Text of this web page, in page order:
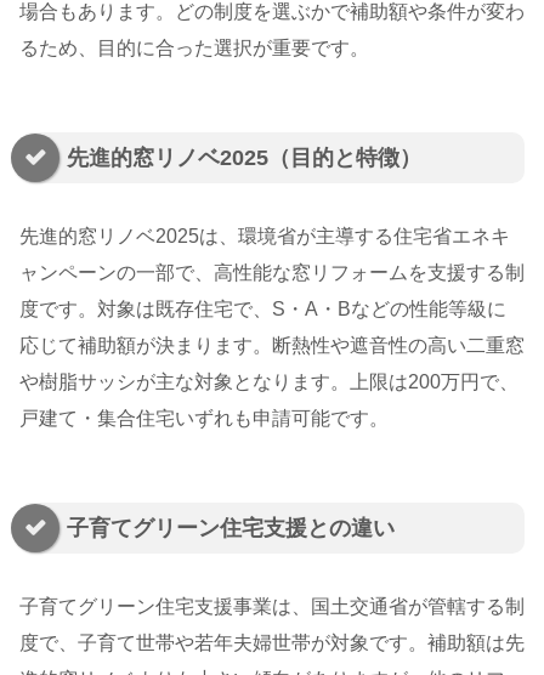
場合もあります。どの制度を選ぶかで補助額や条件が変わ
るため、目的に合った選択が重要です。
先進的窓リノベ2025（目的と特徴）
先進的窓リノベ2025は、環境省が主導する住宅省エネキ
ャンペーンの一部で、高性能な窓リフォームを支援する制
度です。対象は既存住宅で、S・A・Bなどの性能等級に
応じて補助額が決まります。断熱性や遮音性の高い二重窓
や樹脂サッシが主な対象となります。上限は200万円で、
戸建て・集合住宅いずれも申請可能です。
子育てグリーン住宅支援との違い
子育てグリーン住宅支援事業は、国土交通省が管轄する制
度で、子育て世帯や若年夫婦世帯が対象です。補助額は先